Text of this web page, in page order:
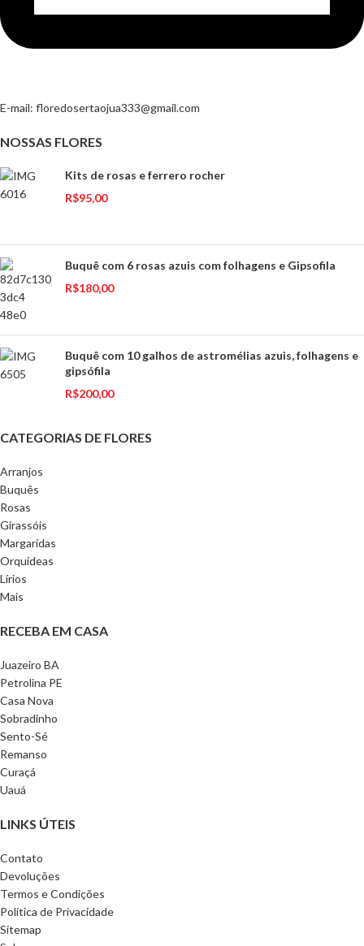
E-mail: floredosertaojua333@gmail.com
NOSSAS FLORES
Kits de rosas e ferrero rocher
R$95,00
Buquê com 6 rosas azuis com folhagens e Gipsofila
R$180,00
Buquê com 10 galhos de astromélias azuis, folhagens e
gipsófila
R$200,00
CATEGORIAS DE FLORES
Arranjos
Buquês
Rosas
Girassóis
Margaridas
Orquídeas
Lírios
Mais
RECEBA EM CASA
Juazeiro BA
Petrolina PE
Casa Nova
Sobradinho
Sento-Sé
Remanso
Curaçá
Uauá
LINKS ÚTEIS
Contato
Devoluções
Termos e Condições
Política de Privacidade
Sitemap